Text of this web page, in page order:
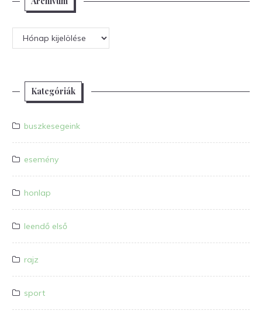
Archívum
Kategóriák
buszkesegeink
esemény
honlap
leendő első
rajz
sport